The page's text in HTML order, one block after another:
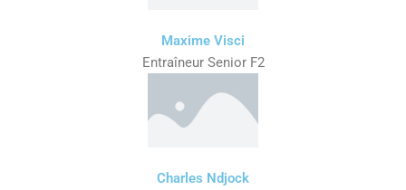
Maxime Visci
Entraîneur Senior F2
Charles Ndjock